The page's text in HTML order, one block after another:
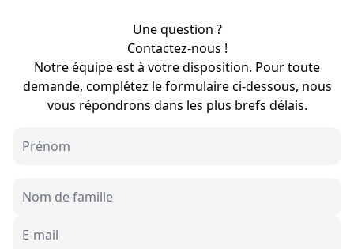
Une question ?
Contactez-nous !
Notre équipe est à votre disposition. Pour toute
demande, complétez le formulaire ci-dessous, nous
vous répondrons dans les plus brefs délais.